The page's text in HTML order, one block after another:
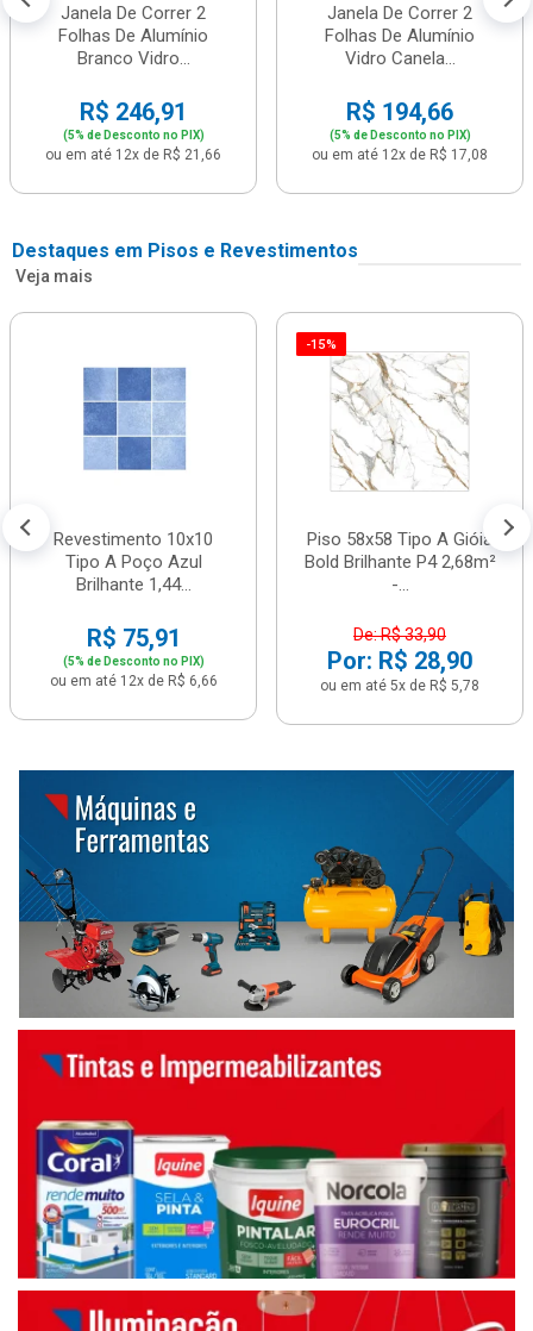
Janela De Correr 2
Folhas De Alumínio
Branco Vidro...
R$ 246,91
(5% de Desconto no PIX)
ou em até 12x de R$ 21,66
Janela De Correr 2
Folhas De Alumínio
Vidro Canela...
R$ 194,66
(5% de Desconto no PIX)
ou em até 12x de R$ 17,08
Destaques em Pisos e Revestimentos
Veja mais
Revestimento 10x10
Tipo A Poço Azul
Brilhante 1,44...
R$ 75,91
(5% de Desconto no PIX)
ou em até 12x de R$ 6,66
-15%
Piso 58x58 Tipo A Gióia
Bold Brilhante P4 2,68m²
-...
De: R$ 33,90
Por: R$ 28,90
ou em até 5x de R$ 5,78